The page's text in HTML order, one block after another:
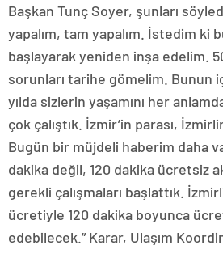
Başkan Tunç Soyer, şunları
yapalım, tam yapalım. İstedim ki
başlayarak yeniden inşa edelim.
sorunları tarihe gömelim. Bunun
yılda sizlerin yaşamını her
çok çalıştık. İzmir’in parası,
Bugün bir müjdeli haberim daha
dakika değil, 120 dakika ücretsiz
gerekli çalışmaları başlattık.
ücretiyle 120 dakika boyunca
edebilecek.” Karar, Ulaşım